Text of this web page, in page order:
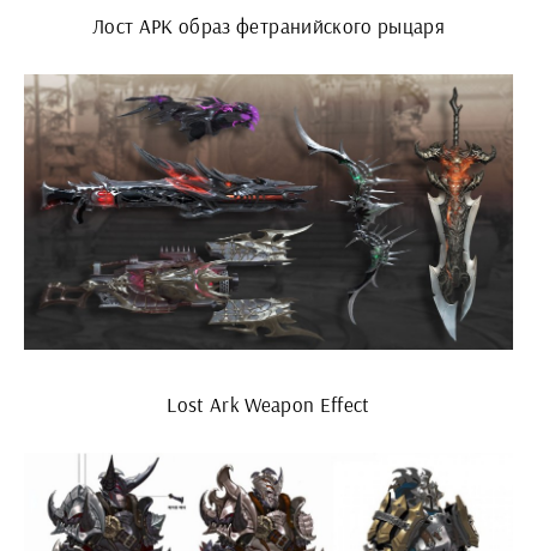
Лост АРК образ фетранийского рыцаря
Lost Ark Weapon Effect